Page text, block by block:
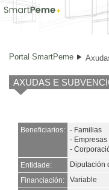
Axudas e
Portal SmartPeme
AXUDAS E
Beneficiarios: - Familias
-
-
Entidade:
Diputación
Financiación:
Variable